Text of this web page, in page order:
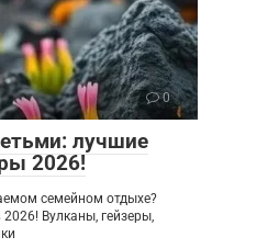
0
лучшие
2026!
семейном отдыхе?
Вулканы, гейзеры,